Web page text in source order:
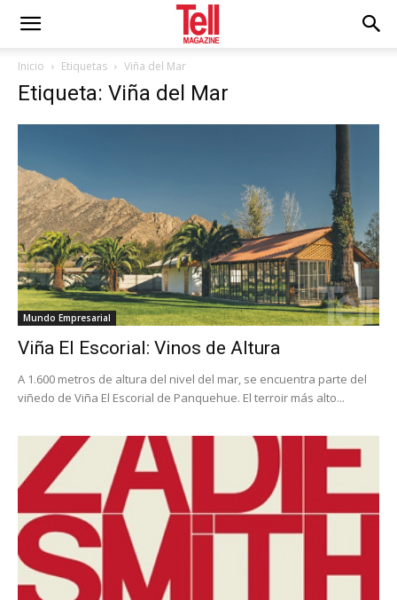
Inicio Etiquetas Viña del Mar
Etiqueta: Viña del Mar
Mundo Empresarial
Viña El Escorial: Vinos de Altura
A 1.600 metros de altura del nivel del mar, se encuentra parte del
viñedo de Viña El Escorial de Panquehue. El terroir más alto...